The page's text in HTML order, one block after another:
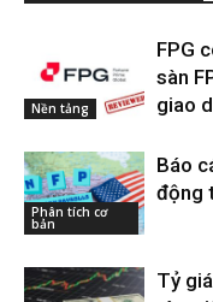
Nền tảng
FPG
sàn
giao
Phân tích cơ
bản
Báo
động
Tỷ